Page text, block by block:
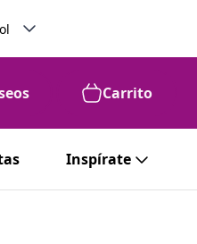
Carrito
Inspírate